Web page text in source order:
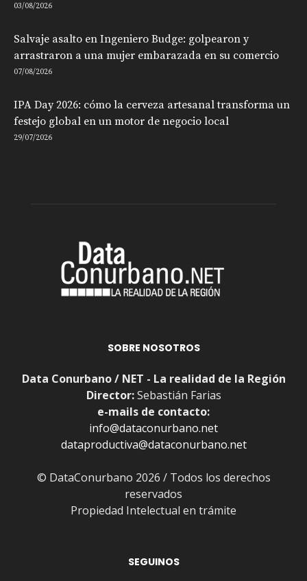
03/08/2026
Salvaje asalto en Ingeniero Budge: golpearon y
arrastraron a una mujer embarazada en su comercio
07/08/2026
IPA Day 2026: cómo la cerveza artesanal transforma un
festejo global en un motor de negocio local
29/07/2026
SOBRE NOSOTROS
Data Conurbano / NET - La realidad de la Región
Director:Sebastián Farias
e-mails de contacto:
info@dataconurbano.net
dataproductiva@dataconurbano.net
© DataConurbano 2026 / Todos los derechos
reservados
Propiedad Intelectual en trámite
SEGUINOS